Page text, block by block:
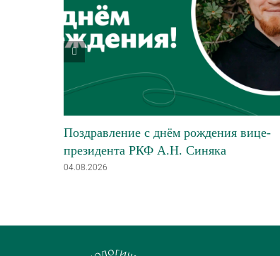
Поздравление с днём рождения вице-
президента РКФ А.Н. Синяка
04.08.2026